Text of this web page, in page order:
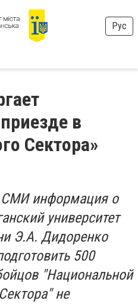
Рус
в
Сектора»
СМИ информация о
университет
Э.А. Дидоренко
500
"Национальной
не